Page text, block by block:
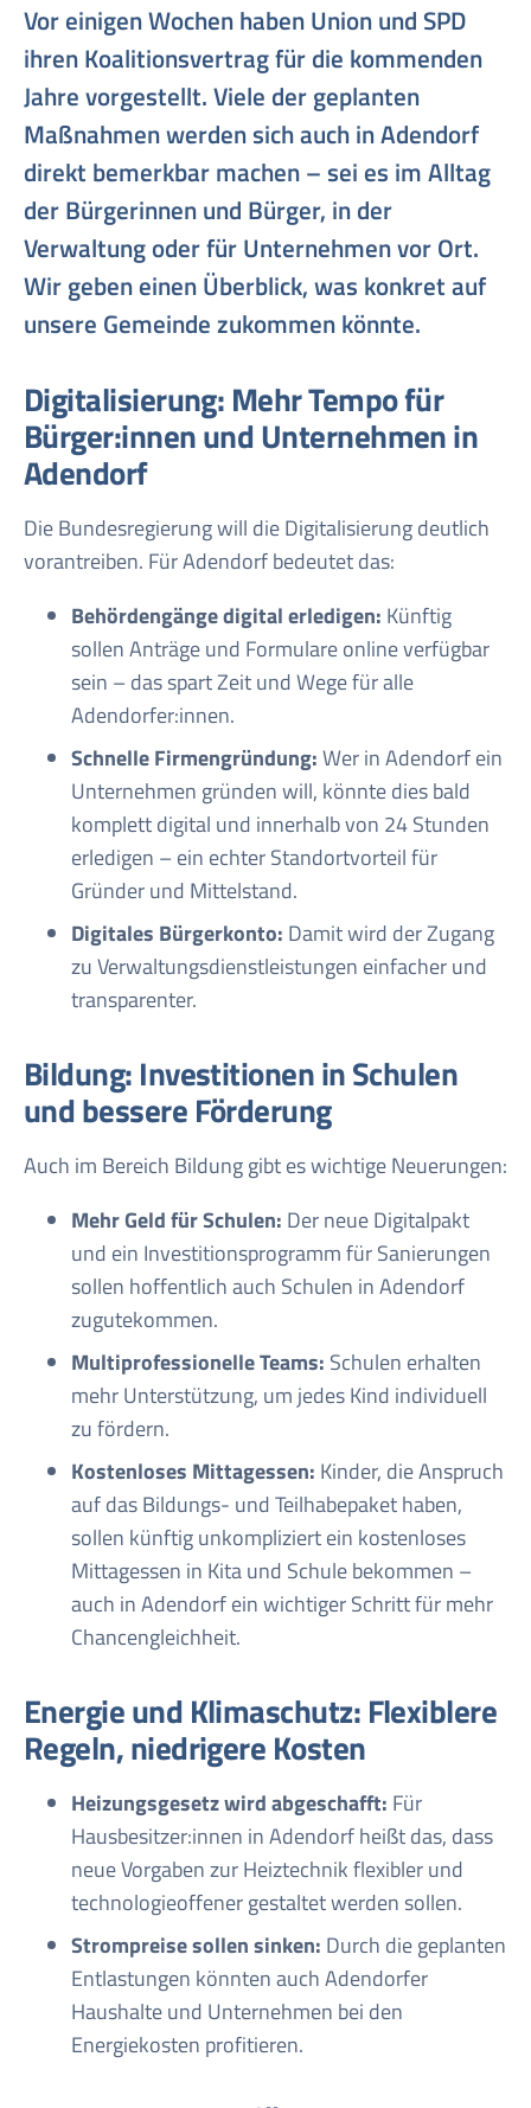
Vor einigen Wochen haben Union und SPD
ihren Koalitionsvertrag für die kommenden
Jahre vorgestellt. Viele der geplanten
Maßnahmen werden sich auch in Adendorf
direkt bemerkbar machen – sei es im Alltag
der Bürgerinnen und Bürger, in der
Verwaltung oder für Unternehmen vor Ort.
Wir geben einen Überblick, was konkret auf
unsere Gemeinde zukommen könnte.
Digitalisierung: Mehr Tempo für
Bürger:innen und Unternehmen in
Adendorf
Die Bundesregierung will die Digitalisierung deutlich
vorantreiben. Für Adendorf bedeutet das:
Behördengänge digital erledigen: Künftig
sollen Anträge und Formulare online verfügbar
sein – das spart Zeit und Wege für alle
Adendorfer:innen.
Schnelle Firmengründung:Wer in Adendorf ein
Unternehmen gründen will, könnte dies bald
komplett digital und innerhalb von 24 Stunden
erledigen – ein echter Standortvorteil für
Gründer und Mittelstand.
Digitales Bürgerkonto: Damit wird der Zugang
zu Verwaltungsdienstleistungen einfacher und
transparenter.
Bildung: Investitionen in Schulen
und bessere Förderung
Auch im Bereich Bildung gibt es wichtige Neuerungen:
Mehr Geld für Schulen: Der neue Digitalpakt
und ein Investitionsprogramm für Sanierungen
sollen hoffentlich auch Schulen in Adendorf
zugutekommen.
Multiprofessionelle Teams: Schulen erhalten
mehr Unterstützung, um jedes Kind individuell
zu fördern.
Kostenloses Mittagessen: Kinder, die Anspruch
auf das Bildungs- und Teilhabepaket haben,
sollen künftig unkompliziert ein kostenloses
Mittagessen in Kita und Schule bekommen –
auch in Adendorf ein wichtiger Schritt für mehr
Chancengleichheit.
Energie und Klimaschutz: Flexiblere
Regeln, niedrigere Kosten
Heizungsgesetz wird abgeschafft: Für
Hausbesitzer:innen in Adendorf heißt das, dass
neue Vorgaben zur Heiztechnik flexibler und
technologieoffener gestaltet werden sollen.
Strompreise sollen sinken: Durch die geplanten
Entlastungen könnten auch Adendorfer
Haushalte und Unternehmen bei den
Energiekosten profitieren.